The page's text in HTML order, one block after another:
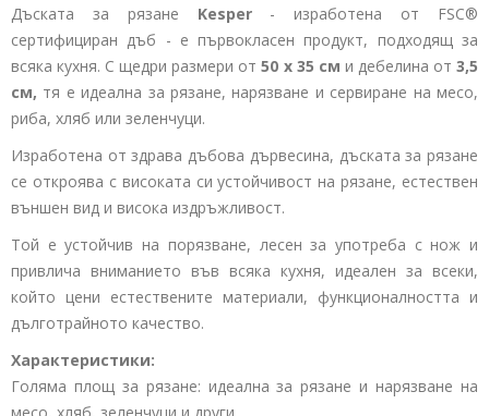
Дъската за рязане Kesper- изработена от FSC®
сертифициран дъб - е първокласен продукт, подходящ за
всяка кухня. С щедри размери от50 x 35 см и дебелина от3,5
см, тя е идеална за рязане, нарязване и сервиране на месо,
риба, хляб или зеленчуци.
Изработена от здрава дъбова дървесина, дъската за рязане
се откроява с високата си устойчивост на рязане, естествен
външен вид и висока издръжливост.
Той е устойчив на порязване, лесен за употреба с нож и
привлича вниманието във всяка кухня, идеален за всеки,
който цени естествените материали, функционалността и
дълготрайното качество.
Характеристики:
Голяма площ за рязане: идеална за рязане и нарязване на